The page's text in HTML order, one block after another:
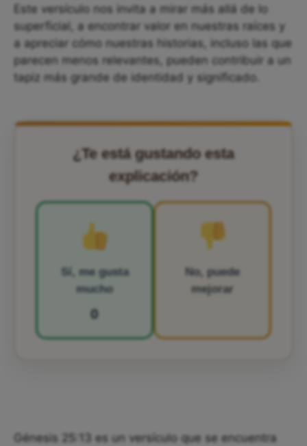
Este versículo nos invita a mirar más allá de lo
superficial, a encontrar valor en nuestras raíces y
a apreciar cómo nuestras historias, incluso las que
parecen menos relevantes, pueden contribuir a un
tapiz más grande de identidad y significado.
¿Te está gustando esta
explicación?
Sí, me gusta
mucho
0
No, puede
mejorar
Génesis 25:13 es un versículo que se encuentra